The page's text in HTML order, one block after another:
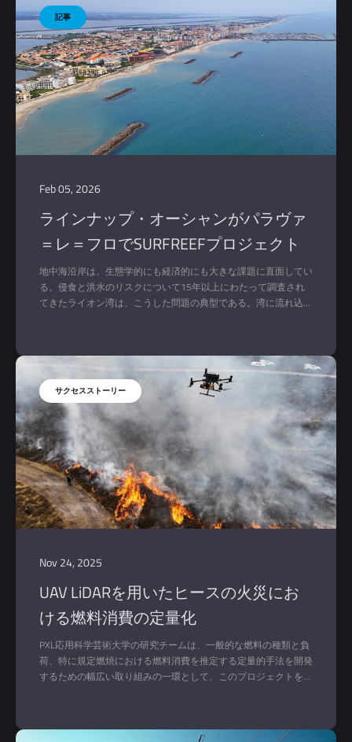
Feb 05, 2026
ラインナップ・オーシャンがパラヴァ
＝レ＝フロでSURFREEFプロジェクト
– 最初の一歩
地中海沿岸は、生態学的にも経済的にも大きな課題に直面してい
る。侵食と洪水のリスクについて15年以上にわたって調査され
てきたライオン湾は、こうした問題の典型である。湾に流れ込む
Nov 24, 2025
UAV LiDARを用いたヒースの火災にお
ける燃料消費の定量化
PXL応用科学芸術大学の研究チームは、一般的な燃料の種類と負
荷、特に規定燃焼における燃料消費を推定する定量的手法を開発
するための幅広い取り組みの一環として、このプロジェクトを実